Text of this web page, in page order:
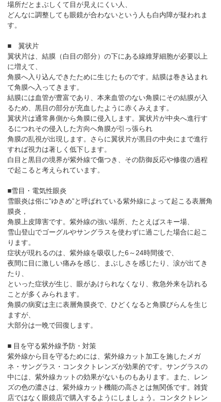
場所だとまぶしくて目が見えにくい人、
どんなに調整しても眼鏡が合わないという人も白内障が疑われま
す。
■ 翼状片
翼状片は、結膜（白目の部分）の下にある線維芽細胞が必要以上
に増えて、
角膜へ入り込んできたために生じたものです。結膜は巻き込まれ
て角膜へ入ってきます。
結膜には血管が豊富であり、本来血管のない角膜にその結膜が入
るため、黒目の部分が充血したように赤くみえます。
翼状片は通常鼻側から角膜に侵入します。翼状片が中央へ進行す
るにつれその侵入した方向へ角膜が引っ張られ
角膜の乱視が出現します。さらに翼状片が黒目の中央にまで進行
すれば視力は著しく低下します。
白目と黒目の境界が紫外線で傷つき、その防御反応や修復の過程
で起こると考えられています。
■雪目・電気性眼炎
雪眼炎は俗に”ゆきめ”と呼ばれている紫外線によって起こる表層角
膜炎，
角膜上皮障害です。紫外線の強い場所、たとえばスキー場、
雪山登山でゴーグルやサングラスを使わずに過ごした場合に起こ
ります。
症状が現れるのは、紫外線を吸収した6～24時間後で、
夜間に目に激しい痛みを感じ、まぶしさを感じたり、涙が出てき
たり、
といった症状が生じ、眼があけられなくなり、救急外来を訪れる
ことが多くみられます。
角膜の病変は主に表層角膜炎で、ひどくなると角膜びらんを生じ
ますが、
大部分は一晩で回復します。
■ 目を守る紫外線予防・対策
紫外線から目を守るためには、紫外線カット加工を施したメガ
ネ・サングラス・コンタクトレンズが効果的です。サングラスの
中には、紫外線カットの効果がないものもあります。また、レン
ズの色の濃さは、紫外線カット機能の高さとは無関係です。雑貨
店ではなく眼鏡店で購入するようにしましょう。コンタクトレン